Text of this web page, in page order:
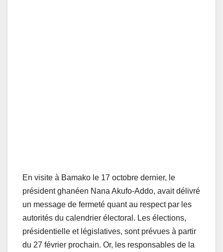
En visite à Bamako le 17 octobre dernier, le
président ghanéen Nana Akufo-Addo, avait délivré
un message de fermeté quant au respect par les
autorités du calendrier électoral. Les élections,
présidentielle et législatives, sont prévues à partir
du 27 février prochain. Or, les responsables de la